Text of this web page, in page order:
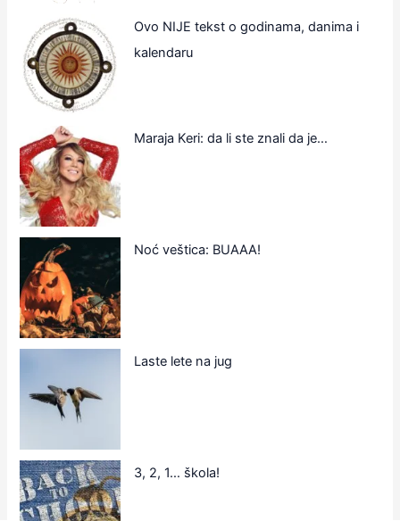
Ovo NIJE tekst o godinama, danima i
kalendaru
Maraja Keri: da li ste znali da je…
Noć veštica: BUAAA!
Laste lete na jug
3, 2, 1… škola!